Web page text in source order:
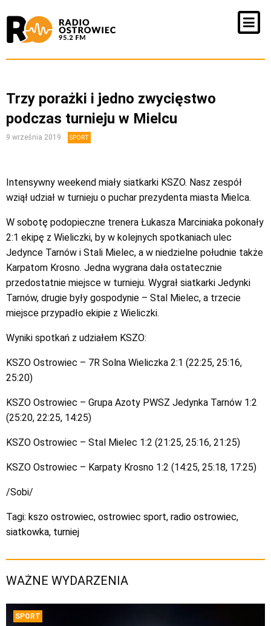
Trzy porażki i jedno zwycięstwo
podczas turnieju w Mielcu
9 września 2019 SPORT
Intensywny weekend miały siatkarki KSZO. Nasz zespół
wziął udział w turnieju o puchar prezydenta miasta Mielca.
W sobotę podopieczne trenera Łukasza Marciniaka pokonały
2:1 ekipę z Wieliczki, by w kolejnych spotkaniach ulec
Jedynce Tarnów i Stali Mielec, a w niedzielne południe także
Karpatom Krosno. Jedna wygrana dała ostatecznie
przedostatnie miejsce w turnieju. Wygrał siatkarki Jedynki
Tarnów, drugie były gospodynie – Stal Mielec, a trzecie
miejsce przypadło ekipie z Wieliczki.
Wyniki spotkań z udziałem KSZO:
KSZO Ostrowiec – 7R Solna Wieliczka 2:1 (22:25, 25:16,
25:20)
KSZO Ostrowiec – Grupa Azoty PWSZ Jedynka Tarnów 1:2
(25:20, 22:25, 14:25)
KSZO Ostrowiec – Stal Mielec 1:2 (21:25, 25:16, 21:25)
KSZO Ostrowiec – Karpaty Krosno 1:2 (14:25, 25:18, 17:25)
/Sobi/
Tagi: kszo ostrowiec, ostrowiec sport, radio ostrowiec,
siatkowka, turniej
WAŻNE WYDARZENIA
SPORT